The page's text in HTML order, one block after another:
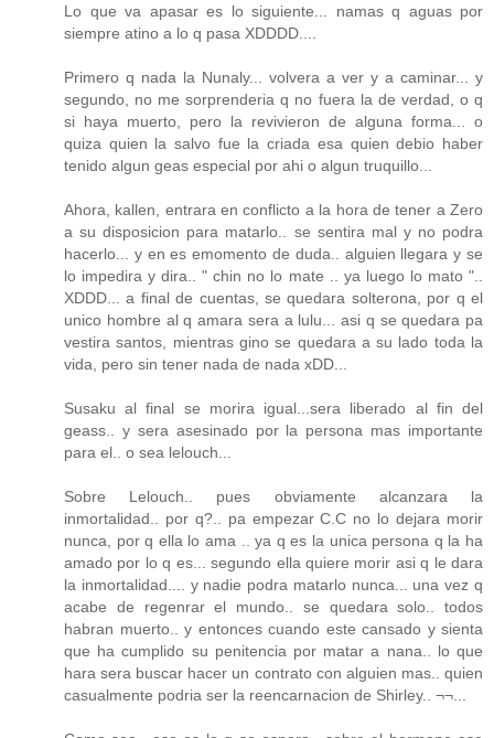
Lo que va apasar es lo siguiente... namas q aguas por
siempre atino a lo q pasa XDDDD....
Primero q nada la Nunaly... volvera a ver y a caminar... y
segundo, no me sorprenderia q no fuera la de verdad, o q
si haya muerto, pero la revivieron de alguna forma... o
quiza quien la salvo fue la criada esa quien debio haber
tenido algun geas especial por ahi o algun truquillo...
Ahora, kallen, entrara en conflicto a la hora de tener a Zero
a su disposicion para matarlo.. se sentira mal y no podra
hacerlo... y en es emomento de duda.. alguien llegara y se
lo impedira y dira.. " chin no lo mate .. ya luego lo mato "..
XDDD... a final de cuentas, se quedara solterona, por q el
unico hombre al q amara sera a lulu... asi q se quedara pa
vestira santos, mientras gino se quedara a su lado toda la
vida, pero sin tener nada de nada xDD...
Susaku al final se morira igual...sera liberado al fin del
geass.. y sera asesinado por la persona mas importante
para el.. o sea lelouch...
Sobre Lelouch.. pues obviamente alcanzara la
inmortalidad.. por q?.. pa empezar C.C no lo dejara morir
nunca, por q ella lo ama .. ya q es la unica persona q la ha
amado por lo q es... segundo ella quiere morir asi q le dara
la inmortalidad.... y nadie podra matarlo nunca... una vez q
acabe de regenrar el mundo.. se quedara solo.. todos
habran muerto.. y entonces cuando este cansado y sienta
que ha cumplido su penitencia por matar a nana.. lo que
hara sera buscar hacer un contrato con alguien mas.. quien
casualmente podria ser la reencarnacion de Shirley.. ¬¬...